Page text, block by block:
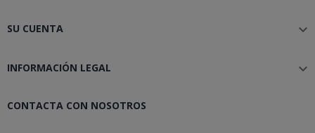
SU CUENTA 
INFORMACIÓN LEGAL 
CONTACTA CON NOSOTROS